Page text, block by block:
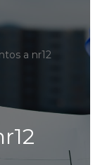
a nr12